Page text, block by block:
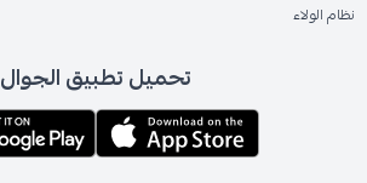
نظام الولاء
تحميل تطبيق الجوال